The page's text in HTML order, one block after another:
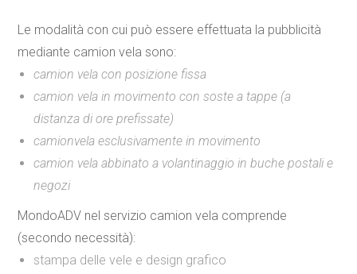
Le modalità con cui può essere effettuata la pubblicità
mediante camion vela sono:
camion vela con posizione fissa
camion vela in movimento con soste a tappe (a
distanza di ore prefissate)
camionvela esclusivamente in movimento
camion vela abbinato a volantinaggio in buche postali e
negozi
MondoADV nel servizio camion vela comprende
(secondo necessità):
stampa delle vele e design grafico